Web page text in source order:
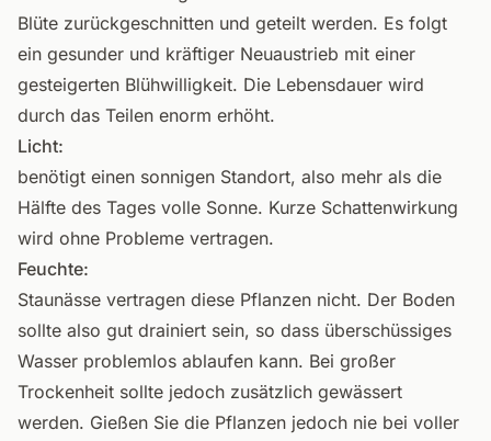
Blüte zurückgeschnitten und geteilt werden. Es folgt
ein gesunder und kräftiger Neuaustrieb mit einer
gesteigerten Blühwilligkeit. Die Lebensdauer wird
durch das Teilen enorm erhöht.
Licht:
benötigt einen sonnigen Standort, also mehr als die
Hälfte des Tages volle Sonne. Kurze Schattenwirkung
wird ohne Probleme vertragen.
Feuchte:
Staunässe vertragen diese Pflanzen nicht. Der Boden
sollte also gut drainiert sein, so dass überschüssiges
Wasser problemlos ablaufen kann. Bei großer
Trockenheit sollte jedoch zusätzlich gewässert
werden. Gießen Sie die Pflanzen jedoch nie bei voller